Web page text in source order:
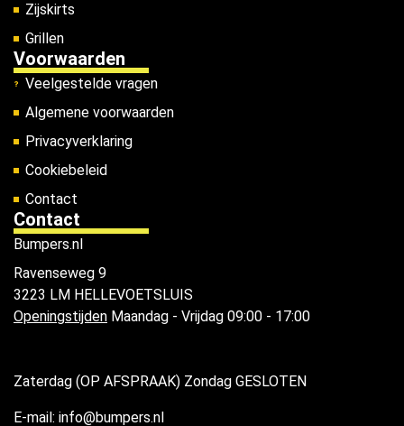
Zijskirts
Grillen
Voorwaarden
Veelgestelde vragen
Algemene voorwaarden
Privacyverklaring
Cookiebeleid
Contact
Contact
Bumpers.nl
Ravenseweg 9
3223 LM HELLEVOETSLUIS
Openingstijden Maandag - Vrijdag 09:00 - 17:00
Zaterdag (OP AFSPRAAK) Zondag GESLOTEN
E-mail: info@bumpers.nl